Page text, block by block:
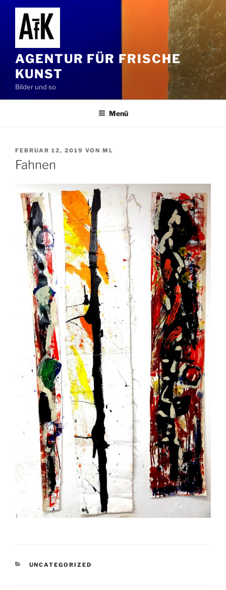
Zum
springen
AGENTUR FÜR FRISCHE
KUNST
Bilder und so
Menü
VERÖFFENTLICHT
AM
FEBRUAR 12, 2019 VON ML
Fahnen
KATEGORIEN
UNCATEGORIZED